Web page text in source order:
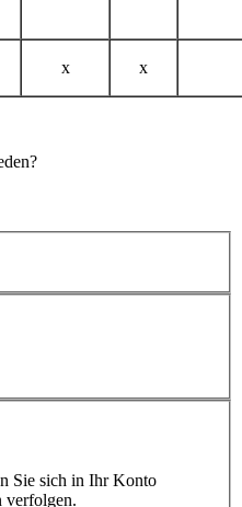
x x
Sie sich in Ihr Konto
verfolgen.